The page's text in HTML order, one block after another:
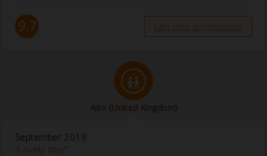
9.7 Læs hele anmeldelsen
Alex (United Kingdom)
September 2019
“Lovely stay”